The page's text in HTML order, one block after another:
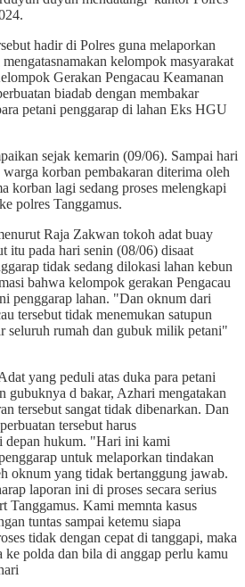
hadir di Polres guna melaporkan
kelompok masyarakat
Gerakan Pengacau Keamanan
biadab dengan membakar
petani penggarap di lahan Eks HGU
sejak kemarin (09/06). Sampai hari
korban pembakaran diterima oleh
korban lagi sedang proses melengkapi
polres Tanggamus.
Raja Zakwan tokoh adat buay
itu pada hari senin (08/06) disaat
tidak sedang dilokasi lahan kebun
bahwa kelompok gerakan Pengacau
penggarap lahan. "Dan oknum dari
tersebut tidak menemukan satupun
seluruh rumah dan gubuk milik petani"
yang peduli atas duka para petani
gubuknya d bakar, Azhari mengatakan
tersebut sangat tidak dibenarkan. Dan
perbuatan tersebut harus
depan hukum. "Hari ini kami
untuk melaporkan tindakan
oknum yang tidak bertanggung jawab.
laporan ini di proses secara serius
Tanggamus. Kami memnta kasus
tuntas sampai ketemu siapa
tidak dengan cepat di tanggapi, maka
ke polda dan bila di anggap perlu kamu